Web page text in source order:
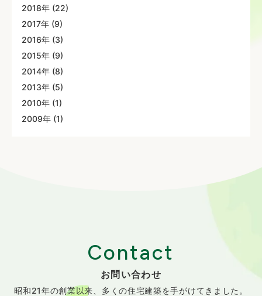
2018年 (22)
2017年 (9)
2016年 (3)
2015年 (9)
2014年 (8)
2013年 (5)
2010年 (1)
2009年 (1)
Contact
お問い合わせ
昭和21年の創業以来、 多くの住宅建築を手がけてきました。